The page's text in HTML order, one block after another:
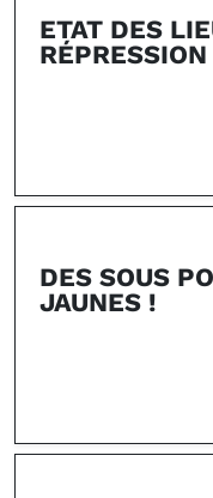
ETAT DES
DES SOUS
JAUNES !